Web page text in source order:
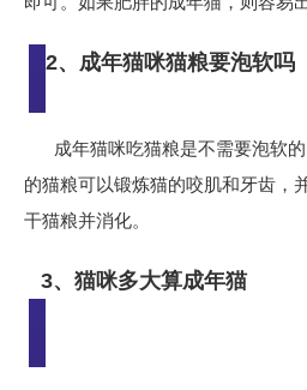
2、成年猫咪猫粮要泡软吗
成年猫咪吃猫粮是不需要泡软
的猫粮可以锻炼猫的咬肌和牙齿，
干猫粮并消化。
3、猫咪多大算成年猫